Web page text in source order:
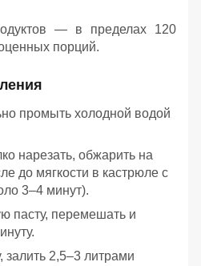
— в пределах 120
порций.
промыть холодной водой
нарезать, обжарить на
до мягкости в кастрюле с
3–4 минут).
пасту, перемешать и
залить 2,5–3 литрами